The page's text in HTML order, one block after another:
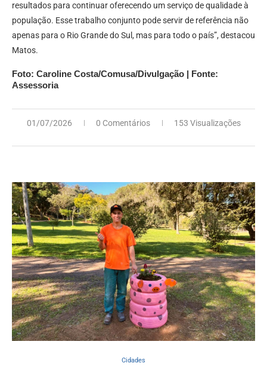
resultados para continuar oferecendo um serviço de qualidade à
população. Esse trabalho conjunto pode servir de referência não
apenas para o Rio Grande do Sul, mas para todo o país”, destacou
Matos.
Foto: Caroline Costa/Comusa/Divulgação | Fonte:
Assessoria
01/07/2026 0 Comentários 153 Visualizações
Cidades